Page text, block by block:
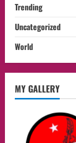
Trending
Uncategorized
World
MY GALLERY